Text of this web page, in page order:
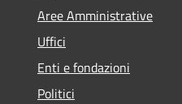
Aree Amministrative
Uffici
Enti e fondazioni
Politici